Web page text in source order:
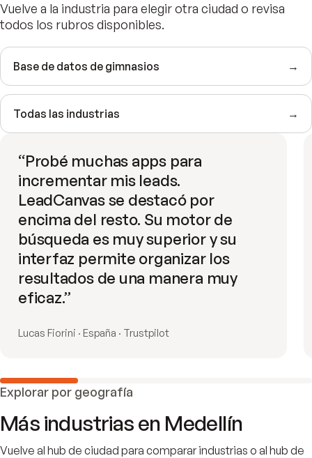
Vuelve a la industria para elegir otra ciudad o revisa
todos los rubros disponibles.
Base de datos de gimnasios →
Todas las industrias →
“Probé muchas apps para
incrementar mis leads.
LeadCanvas se destacó por
encima del resto. Su motor de
búsqueda es muy superior y su
interfaz permite organizar los
resultados de una manera muy
eficaz.”
Lucas Fiorini · España · Trustpilot
Explorar por geografía
Más industrias en Medellín
Vuelve al hub de ciudad para comparar industrias o al hub de